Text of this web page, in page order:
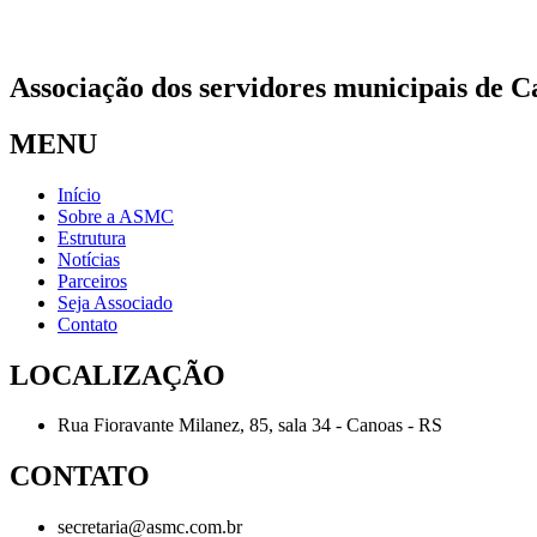
Associação dos servidores municipais de
MENU
Início
Sobre a ASMC
Estrutura
Notícias
Parceiros
Seja Associado
Contato
LOCALIZAÇÃO
Rua Fioravante Milanez, 85, sala 34 - Canoas - RS
CONTATO
secretaria@asmc.com.br